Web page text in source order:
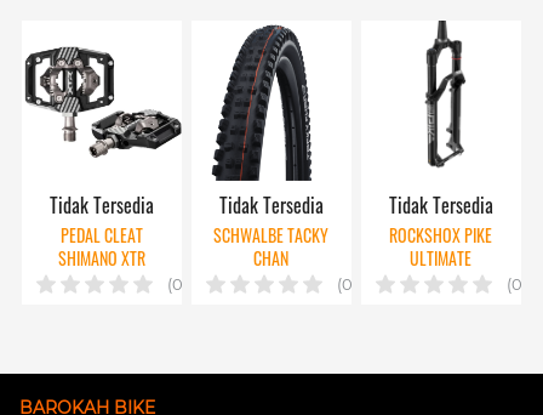
Tidak Tersedia
PEDAL CLEAT
SHIMANO XTR
M9220 W/ CLEAT
(0)
Tidak Tersedia
SCHWALBE TACKY
CHAN
(0)
Tidak Tersedia
ROCKSHOX PIKE
ULTIMATE
(0)
BAROKAH BIKE